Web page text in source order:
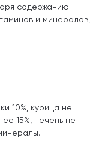
содержанию
и минералов,
10%, курица не
15%, печень не